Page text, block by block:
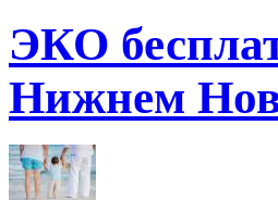
ЭКО
Нижнем